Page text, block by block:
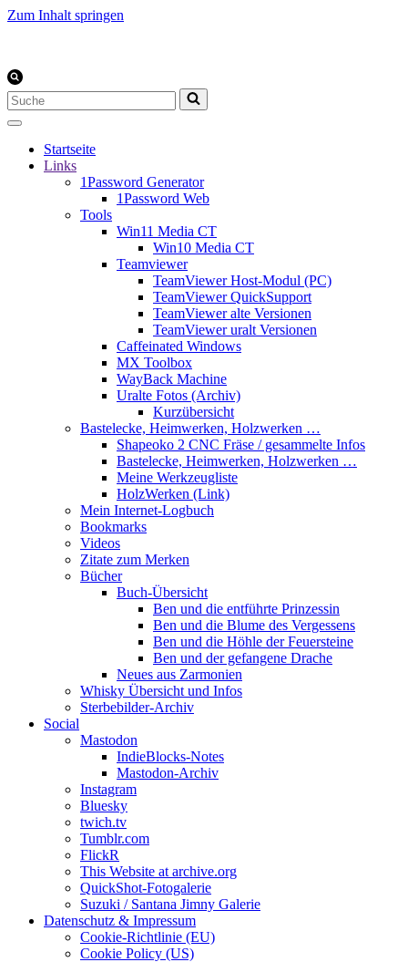
Zum Inhalt springen
Suchen
nach …
Startseite
Links
1Password Generator
1Password Web
Tools
Win11 Media CT
Win10 Media CT
Teamviewer
TeamViewer Host-Modul (PC)
TeamViewer QuickSupport
TeamViewer alte Versionen
TeamViewer uralt Versionen
Caffeinated Windows
MX Toolbox
WayBack Machine
Uralte Fotos (Archiv)
Kurzübersicht
Bastelecke, Heimwerken, Holzwerken …
Shapeoko 2 CNC Fräse / gesammelte Infos
Bastelecke, Heimwerken, Holzwerken …
Meine Werkzeugliste
HolzWerken (Link)
Mein Internet-Logbuch
Bookmarks
Videos
Zitate zum Merken
Bücher
Buch-Übersicht
Ben und die entführte Prinzessin
Ben und die Blume des Vergessens
Ben und die Höhle der Feuersteine
Ben und der gefangene Drache
Neues aus Zarmonien
Whisky Übersicht und Infos
Sterbebilder-Archiv
Social
Mastodon
IndieBlocks-Notes
Mastodon-Archiv
Instagram
Bluesky
twich.tv
Tumblr.com
FlickR
This Website at archive.org
QuickShot-Fotogalerie
Suzuki / Santana Jimny Galerie
Datenschutz & Impressum
Cookie-Richtlinie (EU)
Cookie Policy (US)